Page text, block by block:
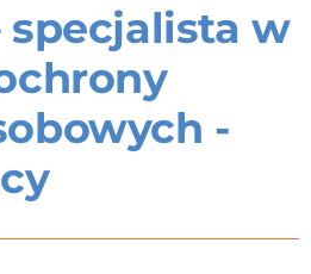
specjalista w
-